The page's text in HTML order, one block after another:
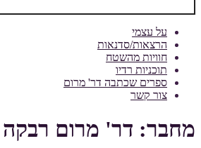
על עצמי
הרצאות/סדנאות
חוויות מהשטח
תוכניות רדיו
ספרים שכתבה דר' מרום
צור קשר
מחבר: דר' מרום רבקה